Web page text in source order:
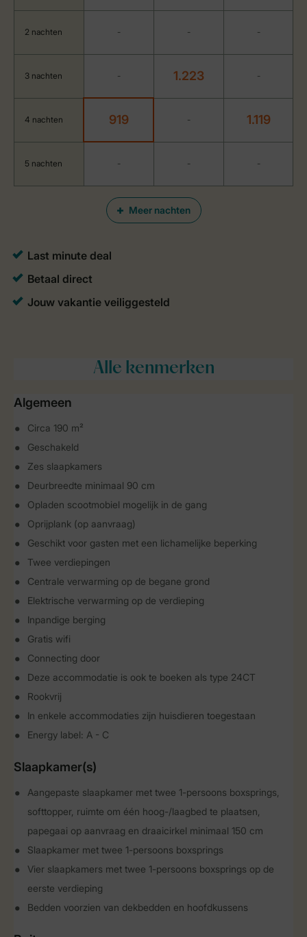
Meer nachten
2 nachten - - -
3 nachten - 1.223 -
4 nachten 919 - 1.119
5 nachten - - -
Alle kenmerken
Algemeen
Circa 190 m²
Geschakeld
Zes slaapkamers
Deurbreedte minimaal 90 cm
Opladen scootmobiel mogelijk in de gang
Oprijplank (op aanvraag)
Geschikt voor gasten met een lichamelijke beperking
Twee verdiepingen
Centrale verwarming op de begane grond
Elektrische verwarming op de verdieping
Inpandige berging
Gratis wifi
Connecting door
Deze accommodatie is ook te boeken als type 24CT
Rookvrij
In enkele accommodaties zijn huisdieren toegestaan
Energy label: A - C
Slaapkamer(s)
Aangepaste slaapkamer met twee 1-persoons boxsprings,
softtopper, ruimte om één hoog-/laagbed te plaatsen,
papegaai op aanvraag en draaicirkel minimaal 150 cm
Slaapkamer met twee 1-persoons boxsprings
Vier slaapkamers met twee 1-persoons boxsprings op de
eerste verdieping
Bedden voorzien van dekbedden en hoofdkussens